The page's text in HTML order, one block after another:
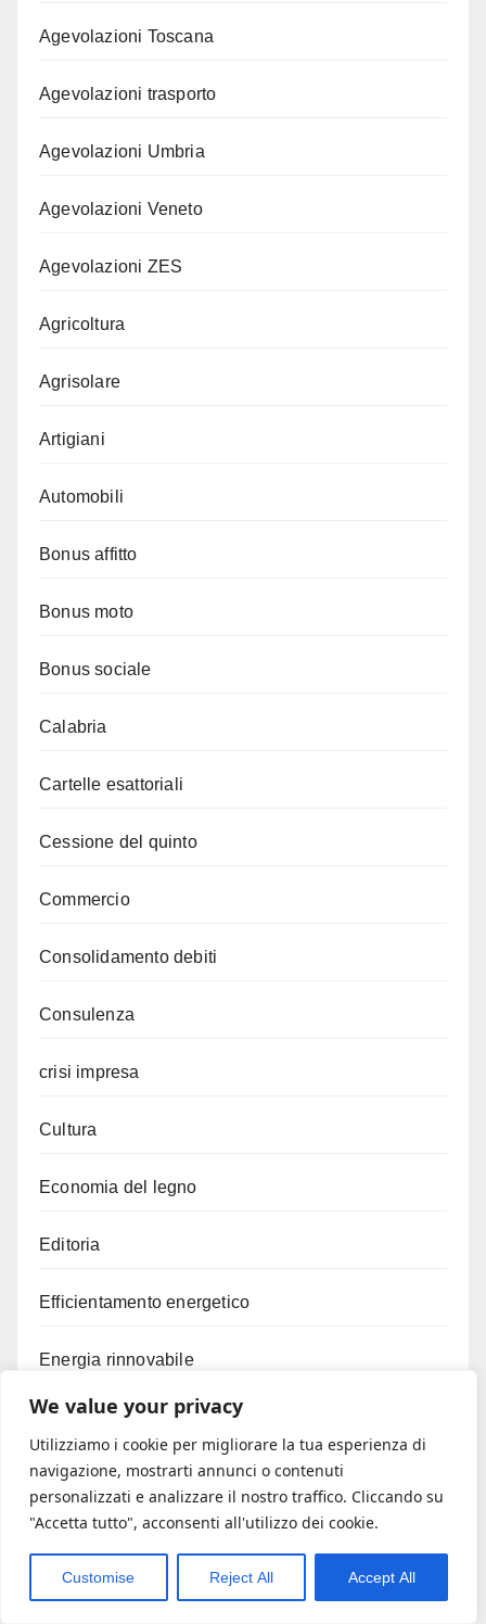
We value your privacy
Utilizziamo i cookie per migliorare la tua esperienza di
navigazione, mostrarti annunci o contenuti
personalizzati e analizzare il nostro traffico. Cliccando su
"Accetta tutto", acconsenti all'utilizzo dei cookie.
Customise Reject All Accept All
Agevolazioni Toscana
Agevolazioni trasporto
Agevolazioni Umbria
Agevolazioni Veneto
Agevolazioni ZES
Agricoltura
Agrisolare
Artigiani
Automobili
Bonus affitto
Bonus moto
Bonus sociale
Calabria
Cartelle esattoriali
Cessione del quinto
Commercio
Consolidamento debiti
Consulenza
crisi impresa
Cultura
Economia del legno
Editoria
Efficientamento energetico
Energia rinnovabile
Export
Factoring
Fermo amministrativo